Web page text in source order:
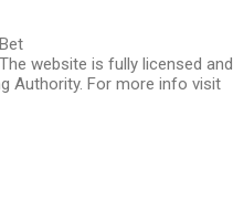
website is fully licensed and
Authority. For more info visit